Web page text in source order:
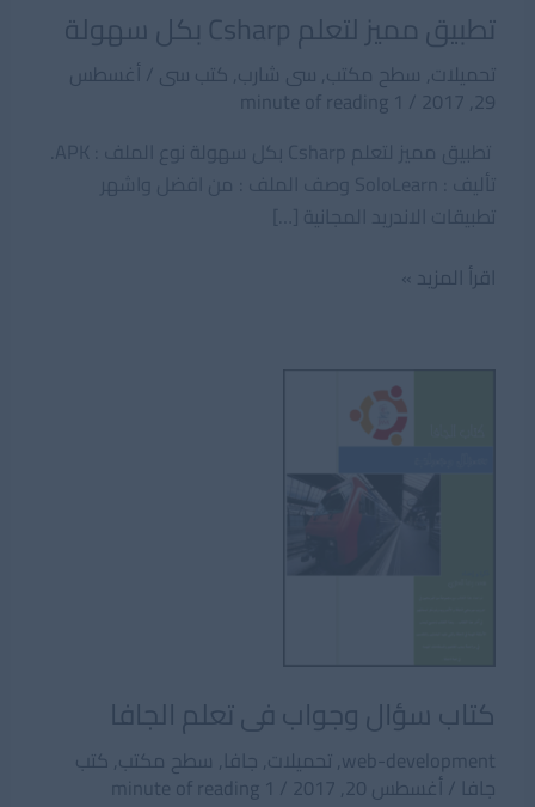
تطبيق مميز لتعلم Csharp بكل سهولة
تحميلات, سطح مكتب, سى شارب, كتب سى / أغسطس
29, 2017
/
1 minute of reading
تطبيق
Csharp
اقرأ المزيد »
كتاب سؤال وجواب فى تعلم الجافا
web-development
,تحميلات, جافا, سطح مكتب, كتب
جافا / أغسطس 20, 2017 /
1 minute of reading